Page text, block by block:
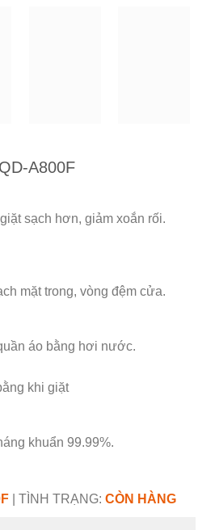
A800F
sạch hơn, giảm xoắn rối.
mặt trong, vòng đệm cửa.
áo bằng hơi nước.
khi giặt
khuẩn 99.99%.
TÌNH TRẠNG: CÒN HÀNG